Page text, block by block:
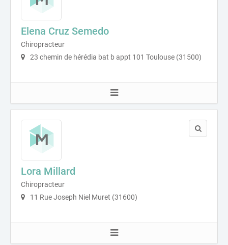
Elena Cruz Semedo
Chiropracteur
23 chemin de hérédia bat b appt 101 Toulouse (31500)
Lora Millard
Chiropracteur
11 Rue Joseph Niel Muret (31600)